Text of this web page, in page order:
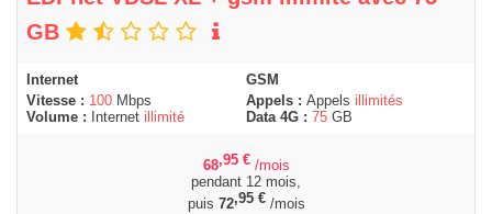
GB
Internet
Vitesse : 100 Mbps
Volume :
Internet illimité
GSM
Appels : Appels illimités
Data 4G : 75 GB
68,95 € /mois
pendant 12 mois,
puis 72,95 €/mois